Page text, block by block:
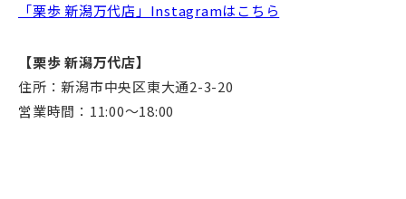
「栗歩 新潟万代店」Instagramはこちら
【栗歩 新潟万代店】
住所：新潟市中央区東大通2-3-20
営業時間：11:00〜18:00